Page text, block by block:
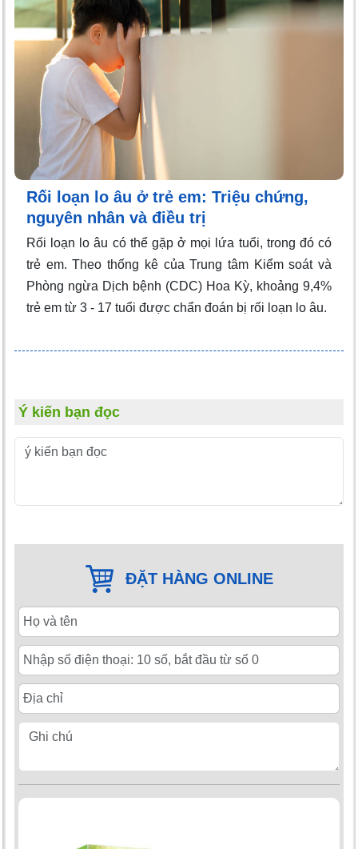
Rối loạn lo âu ở trẻ em: Triệu chứng,
nguyên nhân và điều trị
Rối loạn lo âu có thể gặp ở mọi lứa tuổi, trong đó có
trẻ em. Theo thống kê của Trung tâm Kiểm soát và
Phòng ngừa Dịch bệnh (CDC) Hoa Kỳ, khoảng 9,4%
trẻ em từ 3 - 17 tuổi được chẩn đoán bị rối loạn lo âu.
Ý kiến bạn đọc
ĐẶT HÀNG ONLINE